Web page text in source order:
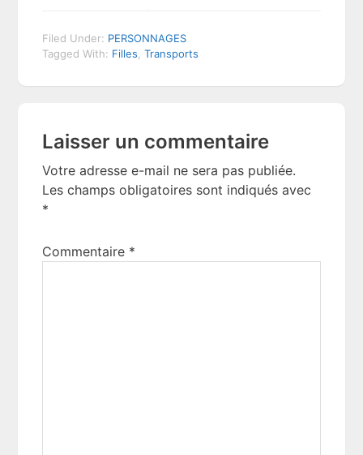
Filed Under: PERSONNAGES
Tagged With: Filles,Transports
Interactions
Laisser un commentaire
Votre adresse e-mail ne sera pas publiée.
Les champs obligatoires sont indiqués avec
*
Commentaire *